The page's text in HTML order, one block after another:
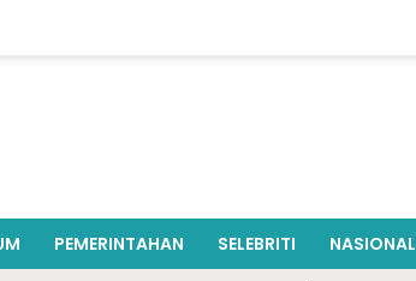
PEMERINTAHAN SELEBRITI NASIONAL